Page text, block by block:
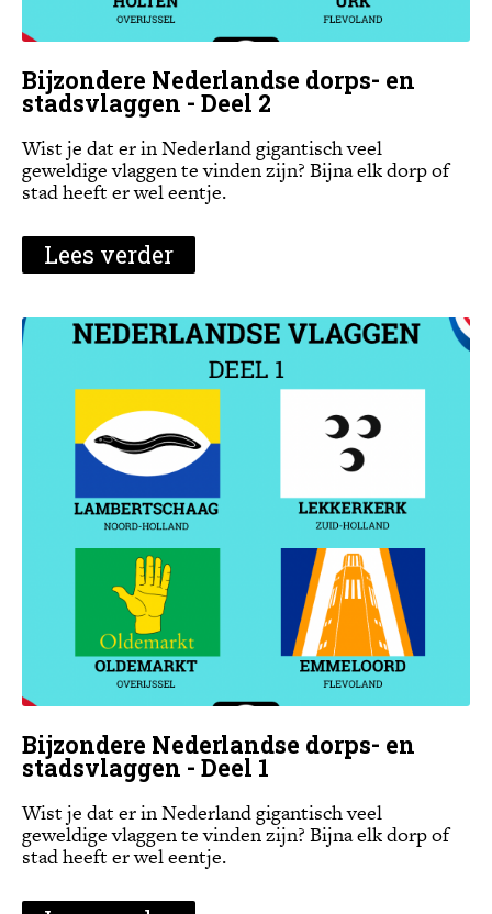
Bijzondere Nederlandse dorps- en
stadsvlaggen - Deel 2
Wist je dat er in Nederland gigantisch veel
geweldige vlaggen te vinden zijn? Bijna elk dorp of
stad heeft er wel eentje.
Lees verder
Bijzondere Nederlandse dorps- en
stadsvlaggen - Deel 1
Wist je dat er in Nederland gigantisch veel
geweldige vlaggen te vinden zijn? Bijna elk dorp of
stad heeft er wel eentje.